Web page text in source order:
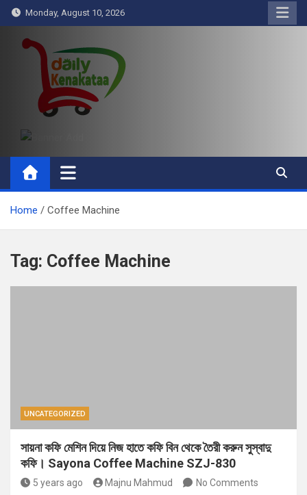
Skip
to
content
Monday, August 10, 2026
Daily Kenakataa
Essential Product Videos
Home Coffee Machine
Tag: Coffee Machine
UNCATEGORIZED
সায়না কফি মেশিন দিয়ে নিজ হাতে কফি বিন থেকে তৈরী করুন সুস্বাদু
কফি। Sayona Coffee Machine SZJ-830
5 years ago Majnu Mahmud No Comments